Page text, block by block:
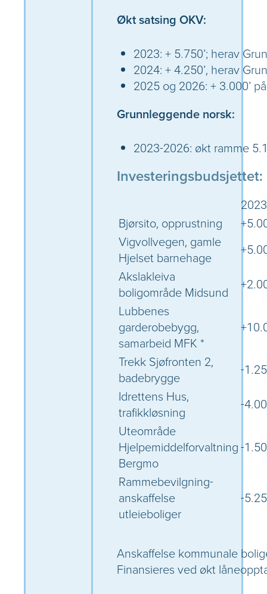
Økt satsing OKV:
2023: + 5.750’; herav
2024: + 4.250’, herav
2025 og 2026: + 3.000’
Grunnleggende norsk:
2023-2026: økt ramme
Investeringsbudsjettet:
2023
Bjørsito, opprustning
Vigvollvegen, gamle
Hjelset barnehage
Akslakleiva
boligområde Midsund
Lubbenes
garderobebygg,
samarbeid MFK *
Trekk Sjøfronten 2,
badebrygge
-
Idrettens Hus,
trafikkløsning
-
Uteområde
Hjelpemiddelforvaltning
Bergmo
-
Rammebevilgning-
anskaffelse
utleieboliger
-
Anskaffelse kommunale
Finansieres ved økt